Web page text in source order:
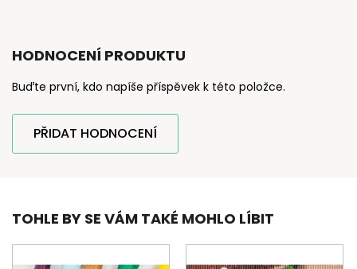
HODNOCENÍ PRODUKTU
Buďte první, kdo napíše příspěvek k této položce.
PŘIDAT HODNOCENÍ
TOHLE BY SE VÁM TAKÉ MOHLO LÍBIT